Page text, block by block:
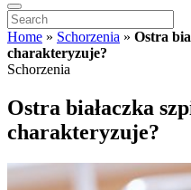
Home » Schorzenia » Ostra
charakteryzuje?
Schorzenia
Ostra białaczka
charakteryzuje?